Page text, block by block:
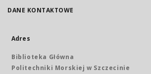
DANE KONTAKTOWE
Adres
Biblioteka Główna
Politechniki Morskiej w Szczecinie